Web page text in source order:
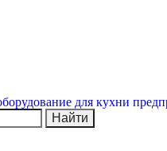
Найти